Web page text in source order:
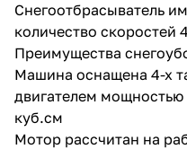
Снегоотбрасыватель
количество скоростей
Преимущества
Машина оснащена 4-х
двигателем
куб.см
Мотор рассчитан на